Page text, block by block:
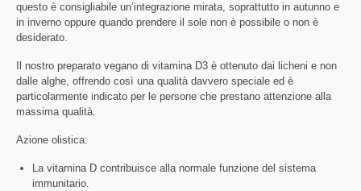
questo è consigliabile un’integrazione mirata, soprattutto in autunno e
in inverno oppure quando prendere il sole non è possibile o non è
desiderato.
Il nostro preparato vegano di vitamina D3 è ottenuto dai licheni e non
dalle alghe, offrendo così una qualità davvero speciale ed è
particolarmente indicato per le persone che prestano attenzione alla
massima qualità.
Azione olistica:
La vitamina D contribuisce alla normale funzione del sistema
immunitario.